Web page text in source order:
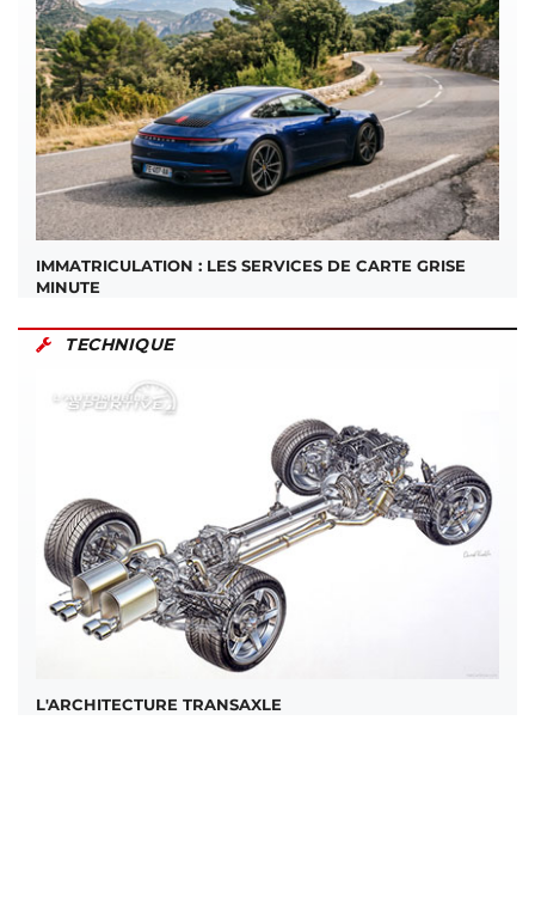
IMMATRICULATION : LES SERVICES DE CARTE GRISE
MINUTE
TECHNIQUE
L'ARCHITECTURE TRANSAXLE